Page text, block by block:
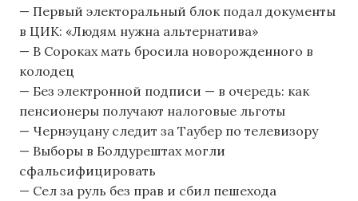
— Первый электоральный блок подал документы
в ЦИК: «Людям нужна альтернатива»
— В Сороках мать бросила новорожденного в
колодец
— Без электронной подписи — в очередь: как
пенсионеры получают налоговые льготы
— Чернэуцану следит за Таубер по телевизору
— Выборы в Болдурештах могли
сфальсифицировать
— Сел за руль без прав и сбил пешехода